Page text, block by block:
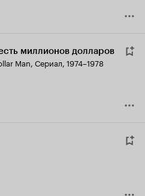
миллионов долларов
Man, Сериал, 1974–1978